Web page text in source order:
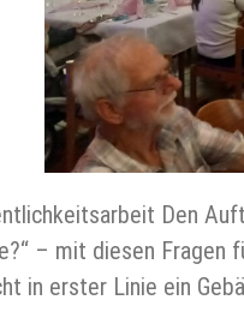
Den
– mit diesen Fragen
in erster Linie ein